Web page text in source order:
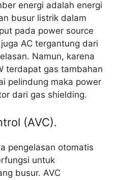
energi adalah energi
busur listrik dalam
pada power source
AC tergantung dari
Namun, karena
terdapat gas tambahan
pelindung maka power
dari gas shielding.
(AVC).
pengelasan otomatis
untuk
busur. AVC